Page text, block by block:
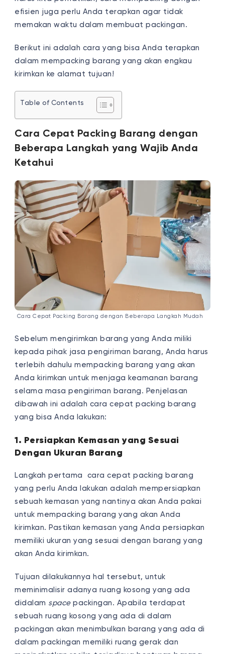
efisien juga perlu Anda terapkan agar tidak
memakan waktu dalam membuat packingan.
Berikut ini adalah cara yang bisa Anda terapkan
dalam mempacking barang yang akan engkau
kirimkan ke alamat tujuan!
Table of Contents
Cara Cepat Packing Barang dengan
Beberapa Langkah yang Wajib Anda
Ketahui
Cara Cepat Packing Barang dengan Beberapa Langkah Mudah
Sebelum mengirimkan barang yang Anda miliki
kepada pihak jasa pengiriman barang, Anda harus
terlebih dahulu mempacking barang yang akan
Anda kirimkan untuk menjaga keamanan barang
selama masa pengiriman barang. Penjelasan
dibawah ini adalah cara cepat packing barang
yang bisa Anda lakukan:
1. Persiapkan Kemasan yang Sesuai
Dengan Ukuran Barang
Langkah pertama cara cepat packing barang
yang perlu Anda lakukan adalah mempersiapkan
sebuah kemasan yang nantinya akan Anda pakai
untuk mempacking barang yang akan Anda
kirimkan. Pastikan kemasan yang Anda persiapkan
memiliki ukuran yang sesuai dengan barang yang
akan Anda kirimkan.
Tujuan dilakukannya hal tersebut, untuk
meminimalisir adanya ruang kosong yang ada
didalam spacepackingan. Apabila terdapat
sebuah ruang kosong yang ada di dalam
packingan akan menimbulkan barang yang ada di
dalam packingan memiliki ruang gerak dan